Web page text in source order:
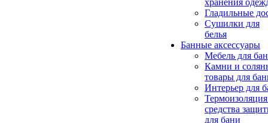
хранения
Гладильные
Сушилки для
белья
Банные аксессуары
Мебель для
Камни и
товары для
Интерьер для
средства
для бани